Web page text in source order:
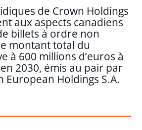
de Crown Holdings
aux aspects canadiens
billets à ordre non
montant total du
à 600 millions d’euros à
2030, émis au pair par
European Holdings S.A.